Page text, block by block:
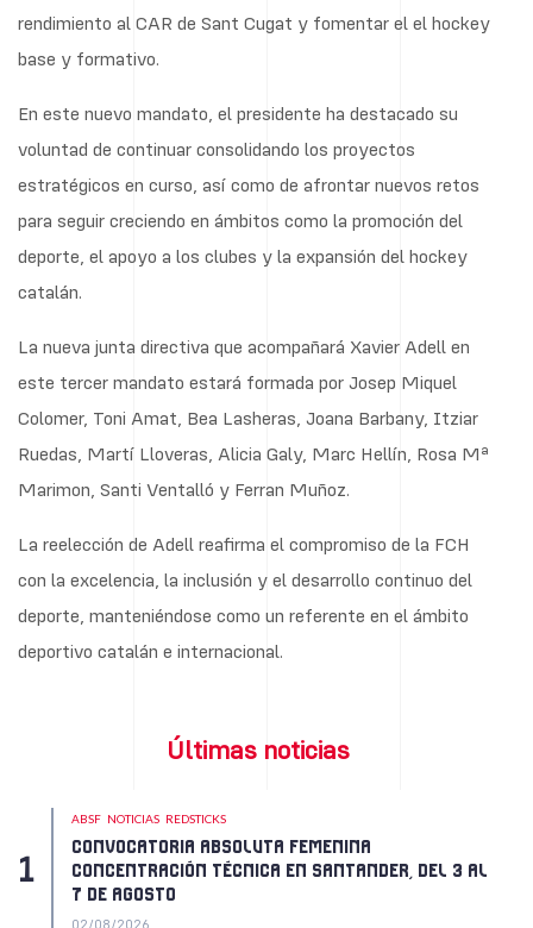
rendimiento al CAR de Sant Cugat y fomentar el el hockey
base y formativo.
En este nuevo mandato, el presidente ha destacado su
voluntad de continuar consolidando los proyectos
estratégicos en curso, así como de afrontar nuevos retos
para seguir creciendo en ámbitos como la promoción del
deporte, el apoyo a los clubes y la expansión del hockey
catalán.
La nueva junta directiva que acompañará Xavier Adell en
este tercer mandato estará formada por Josep Miquel
Colomer, Toni Amat, Bea Lasheras, Joana Barbany, Itziar
Ruedas, Martí Lloveras, Alicia Galy, Marc Hellín, Rosa Mª
Marimon, Santi Ventalló y Ferran Muñoz.
La reelección de Adell reafirma el compromiso de la FCH
con la excelencia, la inclusión y el desarrollo continuo del
deporte, manteniéndose como un referente en el ámbito
deportivo catalán e internacional.
Últimas noticias
ABSF NOTICIAS REDSTICKS
CONVOCATORIA ABSOLUTA FEMENINA
CONCENTRACIÓN TÉCNICA EN SANTANDER, DEL 3 AL
7 DE AGOSTO
02/08/2026